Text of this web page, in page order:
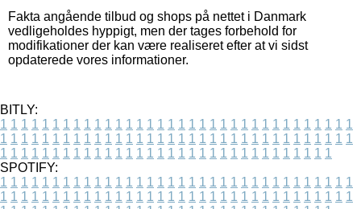
Fakta angående tilbud og shops på nettet i Danmark
vedligeholdes hyppigt, men der tages forbehold for
modifikationer der kan være realiseret efter at vi sidst
opdaterede vores informationer.
BITLY:
1 1 1 1 1 1 1 1 1 1 1 1 1 1 1 1 1 1 1 1 1 1 1 1 1 1 1 1 1 1 1 1 1 1
1 1 1 1 1 1 1 1 1 1 1 1 1 1 1 1 1 1 1 1 1 1 1 1 1 1 1 1 1 1 1 1 1 1
1 1 1 1 1 1 1 1 1 1 1 1 1 1 1 1 1 1 1 1 1 1 1 1 1 1 1 1 1 1 1 1
SPOTIFY:
1 1 1 1 1 1 1 1 1 1 1 1 1 1 1 1 1 1 1 1 1 1 1 1 1 1 1 1 1 1 1 1 1 1
1 1 1 1 1 1 1 1 1 1 1 1 1 1 1 1 1 1 1 1 1 1 1 1 1 1 1 1 1 1 1 1 1 1